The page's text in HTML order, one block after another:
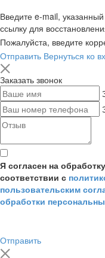
Введите e-mail,
ссылку для
Пожалуйста, введите
Отправить Вернуться ко
Заказать звонок
Я согласен на
соответствии с
пользовательским
обработки
Отправить